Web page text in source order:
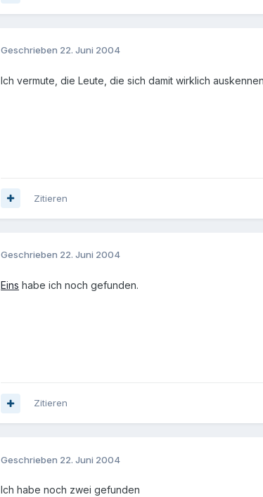
Geschrieben 22. Juni 2004
Ich vermute, die Leute, die sich damit wirklich
Zitieren
Geschrieben 22. Juni 2004
Eins habe ich noch gefunden.
Zitieren
Geschrieben 22. Juni 2004
Ich habe noch zwei gefunden